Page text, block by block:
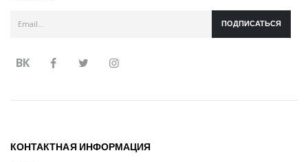
ПОДПИСАТЬСЯ
ВК
КОНТАКТНАЯ ИНФОРМАЦИЯ